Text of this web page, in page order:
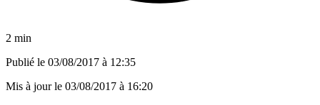
2 min
Publié le 03/08/2017 à 12:35
Mis à jour le 03/08/2017 à 16:20